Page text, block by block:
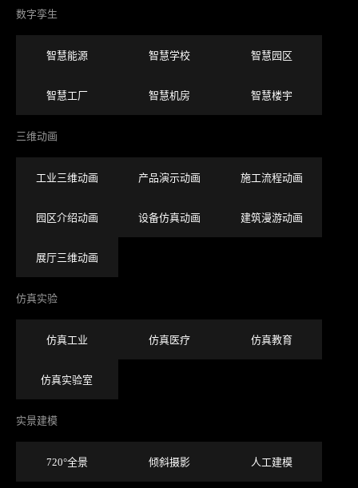
数字孪生
智慧能源 智慧学校 智慧园区
智慧工厂 智慧机房 智慧楼宇
三维动画
工业三维动画 产品演示动画 施工流程动画
园区介绍动画 设备仿真动画 建筑漫游动画
展厅三维动画
仿真实验
仿真工业 仿真医疗 仿真教育
仿真实验室
实景建模
720°全景 倾斜摄影 人工建模